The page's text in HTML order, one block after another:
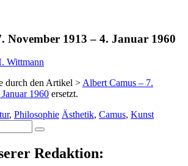
November 1913 – 4. Januar 1960
Wittmann
durch den Artikel >Albert Camus – 7.
1960 ersetzt.
, Philosophie Ästhetik, Camus, Kunst
Redaktion: